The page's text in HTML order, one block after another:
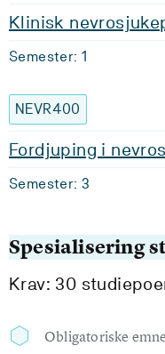
Klinisk
Semester: 1
NEVR400
Fordjuping i
Semester: 3
Spesialisering
Krav: 30
Obligatoriske